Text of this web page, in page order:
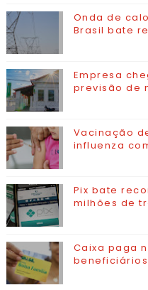
Onda de
Brasil bate
Empresa
previsão de
Vacinação
influenza
Pix bate
milhões de
Caixa paga
beneficiários